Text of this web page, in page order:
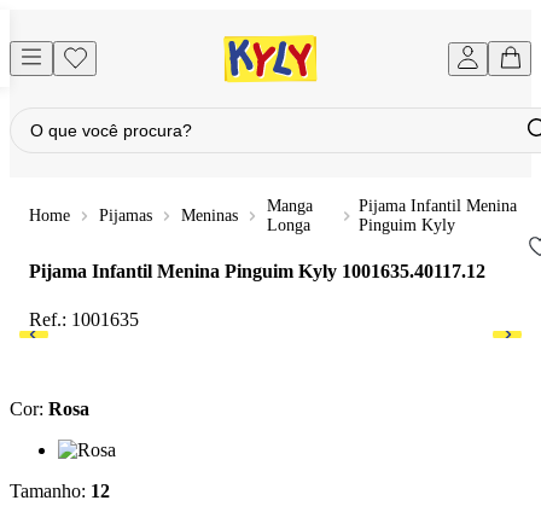
Pijamas Meninas
Manga
Longa
Pijama Infantil Menina
Pinguim Kyly
Pijama Infantil Menina Pinguim Kyly 1001635.40117.12
Ref.: 1001635
Cor: Rosa
Cor: Rosa
Tamanho: 12